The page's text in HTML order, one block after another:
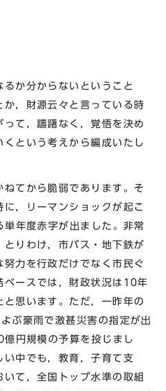
か分からないということ
，財源云々と言っている時
て，躊躇なく，覚悟を決め
という考えから編成いたし
てから脆弱であります。そ
，リーマンショックが起こ
年度赤字が出ました。非常
りわけ，市バス・地下鉄が
力を行政だけでなく市民ぐ
ベースでは，財政状況は10年
思います。ただ，一昨年の
ぶ豪雨で激甚災害の指定が出
円規模の予算を投じまし
い中でも，教育，子育て支
て，全国トップ水準の取組